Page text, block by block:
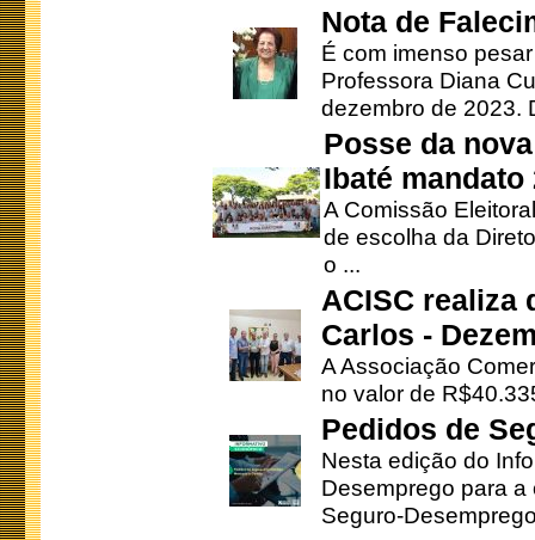
Nota de
É com imenso
Professora Diana
dezembro de 2023.
Posse da
Ibaté mandato
A Comissão
de escolha da
o ...
ACISC realiza
Carlos -
A Associação
no valor de
Pedidos de
Nesta edição do
Desemprego para
Seguro-